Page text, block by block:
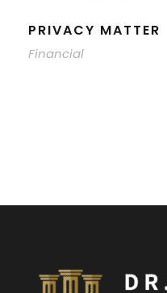
PRIVACY MATTER
Financial